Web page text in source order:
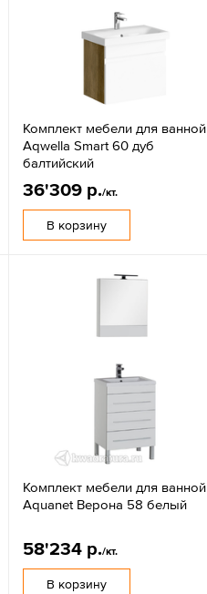
Комплект мебели для ванной
Aqwella Smart 60 дуб
балтийский
36'309 р./кт.
В корзину
Комплект мебели для ванной
Aquanet Верона 58 белый
58'234 р./кт.
В корзину